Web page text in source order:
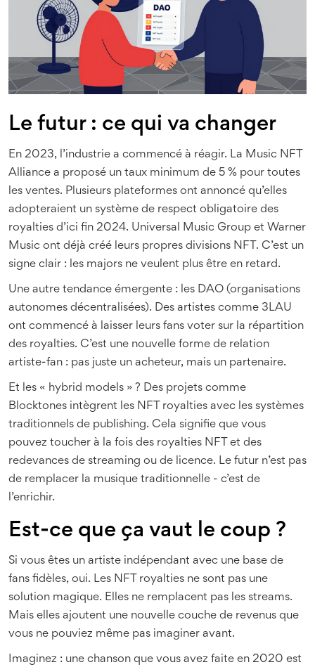
Le futur : ce qui va changer
En 2023, l’industrie a commencé à réagir. La Music NFT
Alliance a proposé un taux minimum de 5 % pour toutes
les ventes. Plusieurs plateformes ont annoncé qu’elles
adopteraient un système de respect obligatoire des
royalties d’ici fin 2024. Universal Music Group et Warner
Music ont déjà créé leurs propres divisions NFT. C’est un
signe clair : les majors ne veulent plus être en retard.
Une autre tendance émergente : les DAO (organisations
autonomes décentralisées). Des artistes comme 3LAU
ont commencé à laisser leurs fans voter sur la répartition
des royalties. C’est une nouvelle forme de relation
artiste-fan : pas juste un acheteur, mais un partenaire.
Et les « hybrid models » ? Des projets comme
Blocktones intègrent les NFT royalties avec les systèmes
traditionnels de publishing. Cela signifie que vous
pouvez toucher à la fois des royalties NFT et des
redevances de streaming ou de licence. Le futur n’est pas
de remplacer la musique traditionnelle - c’est de
l’enrichir.
Est-ce que ça vaut le coup ?
Si vous êtes un artiste indépendant avec une base de
fans fidèles, oui. Les NFT royalties ne sont pas une
solution magique. Elles ne remplacent pas les streams.
Mais elles ajoutent une nouvelle couche de revenus que
vous ne pouviez même pas imaginer avant.
Imaginez : une chanson que vous avez faite en 2020 est